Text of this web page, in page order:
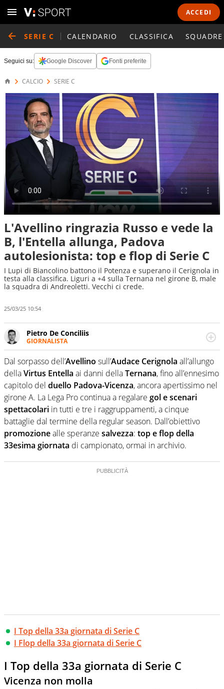
ACCEDI
SERIE C CALENDARIO CLASSIFICA SQUADRE
Seguici su: Google Discover Fonti preferite
CALCIO SERIE C
L'Avellino ringrazia Russo e vede la
B, l'Entella allunga, Padova
autolesionista: top e flop di Serie C
I Lupi di Biancolino battono il Potenza e superano il Cerignola in
testa alla classifica. Liguri a +4 sulla Ternana nel girone B, male
la squadra di Andreoletti. Vecchi ci crede.
25/03/25 10:54
Pietro De Conciliis
GIORNALISTA
Giornalista pubblicista e speaker radiofonico, per Virgilio
Sport si occupa di calcio con uno sguardo attento e
competente sui campionati di Serie B e Serie C
Dal sorpasso dell’Avellino sull’Audace Cerignola all’allungo
dellaVirtus Entella ai danni dellaTernana, fino all’ennesimo
capitolo del duello Padova-Vicenza, ancora apertissimo nel
girone A. La Lega Pro continua a regalare gol e scenari
spettacolari in tutti e tre i raggruppamenti, a cinque
battaglie dal termine della regular season. Dall’obiettivo
promozionealle speranze salvezza: top e flop della
33esima giornata di campionato, ormai in archivio.
I Top della 33a giornata di Serie C
I Flop della 33a giornata di Serie C
I Top della 33a giornata di Serie C
Vicenza non molla